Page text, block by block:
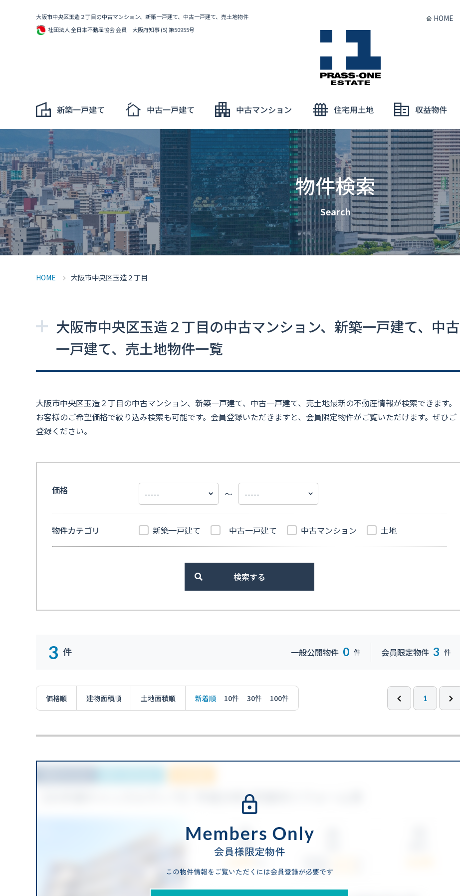
大阪市中央区玉造２丁目の中古マンション、新築一戸建て、中古一戸建て、売土地物件
社団法人 全日本不動産協会 会員 大阪府知事 (5) 第50955号
HOME
物件検索
HOME 大阪市中央区玉造２丁目
大阪市中央区玉造２丁目の中古マンション、新築一戸建て、中古
一戸建て、売土地物件一覧
大阪市中央区玉造２丁目の中古マンション、新築一戸建て、中古一戸建て、売土地最新の不動産情報が検索できます。
お客様のご希望価格で絞り込み検索も可能です。会員登録いただきますと、会員限定物件がご覧いただけます。ぜひご
登録ください。
価格 ～
物件カテゴリ 新築一戸建て > 中古一戸建て 中古マンション 土地
検索する
3 件 一般公開物件 0 件 会員限定物件 3 件
価格順 建物面積順 土地面積順 新着順 10件 30件 100件 1